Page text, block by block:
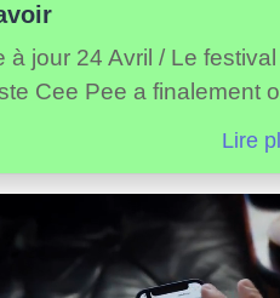
à jour 24 Avril / Le
Cee Pee a finalement
Lire